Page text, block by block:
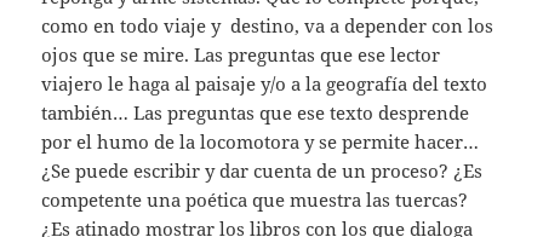
como en todo viaje y destino, va a depender con los
ojos que se mire. Las preguntas que ese lector
viajero le haga al paisaje y/o a la geografía del texto
también… Las preguntas que ese texto desprende
por el humo de la locomotora y se permite hacer…
¿Se puede escribir y dar cuenta de un proceso? ¿Es
competente una poética que muestra las tuercas?
¿Es atinado mostrar los libros con los que dialoga